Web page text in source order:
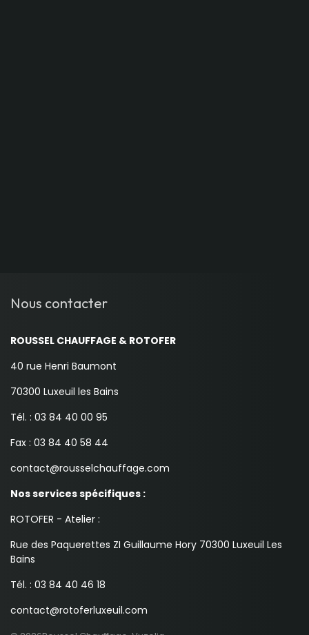
Nous contacter
ROUSSEL CHAUFFAGE & ROTOFER
40 rue Henri Baumont
70300 Luxeuil les Bains
Tél. : 03 84 40 00 95
Fax : 03 84 40 58 44
contact@rousselchauffage.com
Nos services spécifiques :
ROTOFER - Atelier :
Rue des Paquerettes ZI Guillaume Hory 70300 Luxeuil Les
Bains
Tél. : 03 84 40 46 18
contact@rotoferluxeuil.com